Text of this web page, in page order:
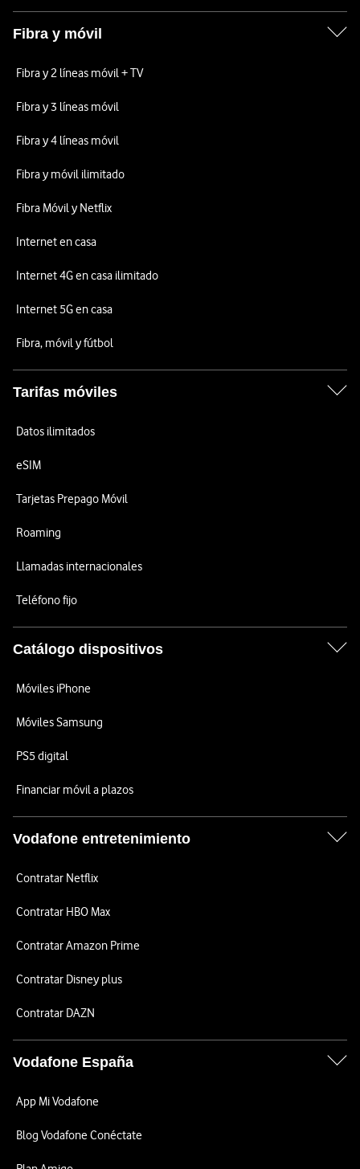
Fibra y móvil
Fibra y 2 líneas móvil + TV
Fibra y 3 líneas móvil
Fibra y 4 líneas móvil
Fibra y móvil ilimitado
Fibra Móvil y Netflix
Internet en casa
Internet 4G en casa ilimitado
Internet 5G en casa
Fibra, móvil y fútbol
Tarifas móviles
Datos ilimitados
eSIM
Tarjetas Prepago Móvil
Roaming
Llamadas internacionales
Teléfono fijo
Catálogo dispositivos
Móviles iPhone
Móviles Samsung
PS5 digital
Financiar móvil a plazos
Vodafone entretenimiento
Contratar Netflix
Contratar HBO Max
Contratar Amazon Prime
Contratar Disney plus
Contratar DAZN
Vodafone España
App Mi Vodafone
Blog Vodafone Conéctate